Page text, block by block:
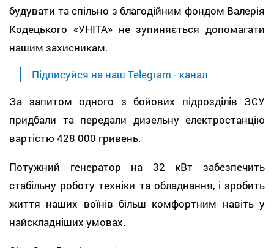
будувати та спільно з благодійним фондом Валерія
Кодецького «УНІТА» не зупиняється допомагати
нашим захисникам.
Підписуйся на наш Telegram - канал
За запитом одного з бойових підрозділів ЗСУ
придбали та передали дизельну електростанцію
вартістю 428 000 гривень.
Потужний генератор на 32 кВт забезпечить
стабільну роботу техніки та обладнання, і зробить
життя наших воїнів більш комфортним навіть у
найскладніших умовах.